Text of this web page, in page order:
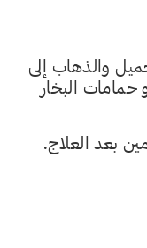
والذهاب إلى
حمامات البخار
بعد العلاج.